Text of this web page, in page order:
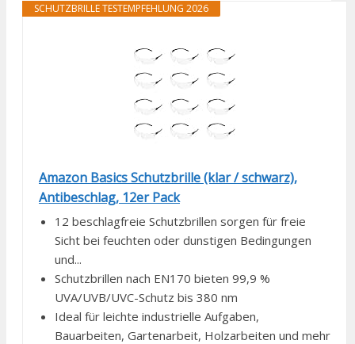
SCHUTZBRILLE TESTEMPFEHLUNG 2026
Amazon Basics Schutzbrille (klar / schwarz),
Antibeschlag, 12er Pack
12 beschlagfreie Schutzbrillen sorgen für freie
Sicht bei feuchten oder dunstigen Bedingungen
und...
Schutzbrillen nach EN170 bieten 99,9 %
UVA/UVB/UVC-Schutz bis 380 nm
Ideal für leichte industrielle Aufgaben,
Bauarbeiten, Gartenarbeit, Holzarbeiten und mehr